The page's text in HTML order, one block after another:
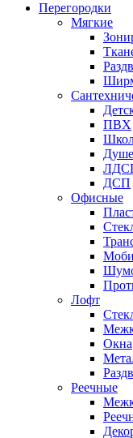
Перегородки
Мягкие
ПВХ
ДСП
Офисные
Лофт
Окна
Реечные